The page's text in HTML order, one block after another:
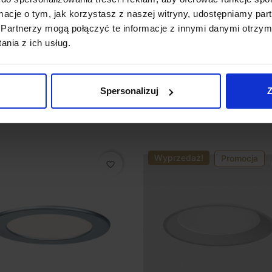
o tym, jak korzystasz z naszej witryny, udostępniamy
mogą połączyć te informacje z innymi danymi
z ich usług.
Spersonalizuj
CROSTI LUCE IP44
czarna 230V
Zobacz szczegóły
Kobi AQUARIUS oprawa
Zobacz szczegóły
favorite_border
Wyprzedaż! Promocja